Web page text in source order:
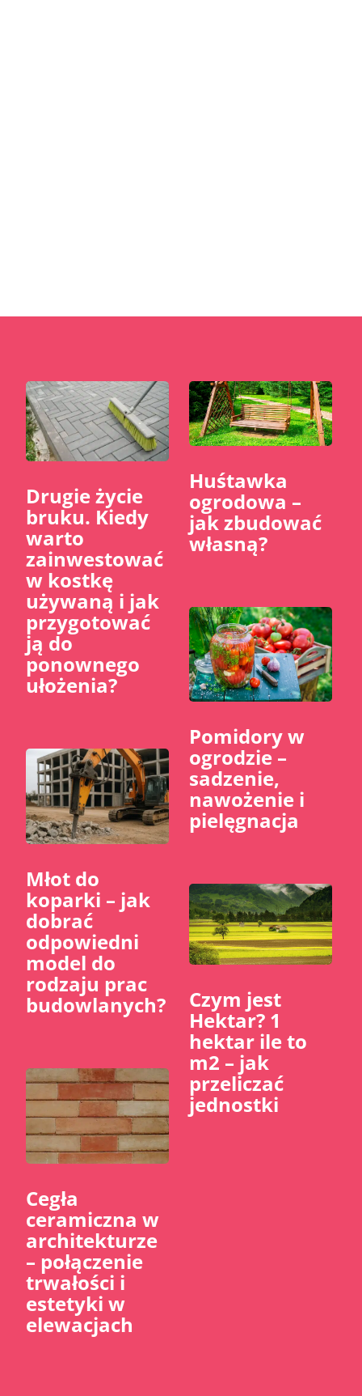
​Drugie życie
bruku. Kiedy
warto
zainwestować
w kostkę
używaną i jak
przygotować
ją do
ponownego
ułożenia?
Młot do
koparki – jak
dobrać
odpowiedni
model do
rodzaju prac
budowlanych?
Cegła
ceramiczna w
architekturze
– połączenie
trwałości i
estetyki w
elewacjach
Huśtawka
ogrodowa –
jak zbudować
własną?
Pomidory w
ogrodzie –
sadzenie,
nawożenie i
pielęgnacja
Czym jest
Hektar? 1
hektar ile to
m2 – jak
przeliczać
jednostki